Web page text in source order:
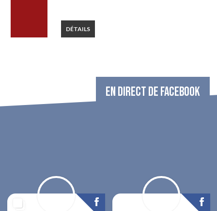
DÉTAILS
EN DIRECT DE FACEBOOK